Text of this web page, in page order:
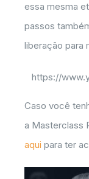
essa mesma
passos
liberação para
https://
Caso você
a Masterclass
aqui para ter